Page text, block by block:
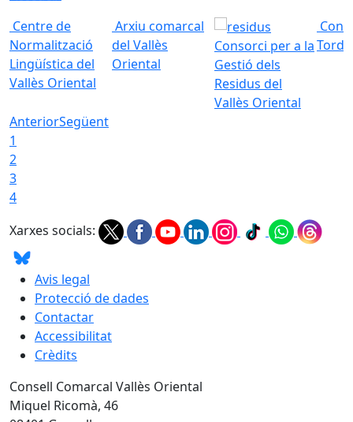
Centre de
Normalització
Lingüística del
Vallès Oriental
Arxiu comarcal
del Vallès
Oriental
Consorci per a la
Gestió dels
Residus del
Vallès Oriental
AnteriorSegüent
1
2
3
4
Xarxes socials:
Avis legal
Protecció de dades
Contactar
Accessibilitat
Crèdits
Consell Comarcal Vallès Oriental
Miquel Ricomà, 46